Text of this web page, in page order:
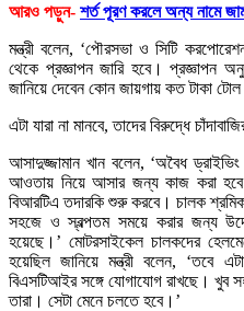
আরও পড়ুন- শর্ত পূরণ করলে অন্য নামে
মন্ত্রী বলেন, ‘পৌরসভা ও সিটি
থেকে প্রজ্ঞাপন জারি হবে। প্রজ্ঞাপন
জানিয়ে দেবেন কোন জায়গায় কত টাকা
এটা যারা না মানবে, তাদের বিরুদ্ধে
আসাদুজ্জামান খান বলেন, ‘অবৈধ
আওতায় নিয়ে আসার জন্য কাজ করা
বিআরটিএ তদারকি শুরু করবে। চালক
সহজে ও স্বল্পতম সময়ে করার জন্য
হয়েছে।’ মোটরসাইকেল চালকদের
হয়েছিল জানিয়ে মন্ত্রী বলেন, ‘তবে
বিএসটিআইর সঙ্গে যোগাযোগ রাখছে। খুব
তারা। সেটা মেনে চলতে হবে।’